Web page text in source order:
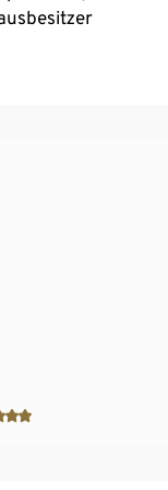
den Innen- und
besonders stabil